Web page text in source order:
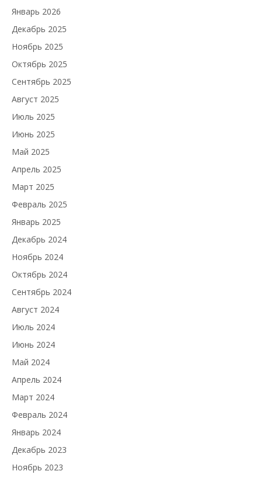
Январь 2026
Декабрь 2025
Ноябрь 2025
Октябрь 2025
Сентябрь 2025
Август 2025
Июль 2025
Июнь 2025
Май 2025
Апрель 2025
Март 2025
Февраль 2025
Январь 2025
Декабрь 2024
Ноябрь 2024
Октябрь 2024
Сентябрь 2024
Август 2024
Июль 2024
Июнь 2024
Май 2024
Апрель 2024
Март 2024
Февраль 2024
Январь 2024
Декабрь 2023
Ноябрь 2023